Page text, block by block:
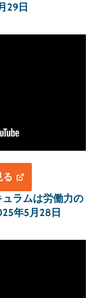
29日
る
ラムは労働力の
年5月28日